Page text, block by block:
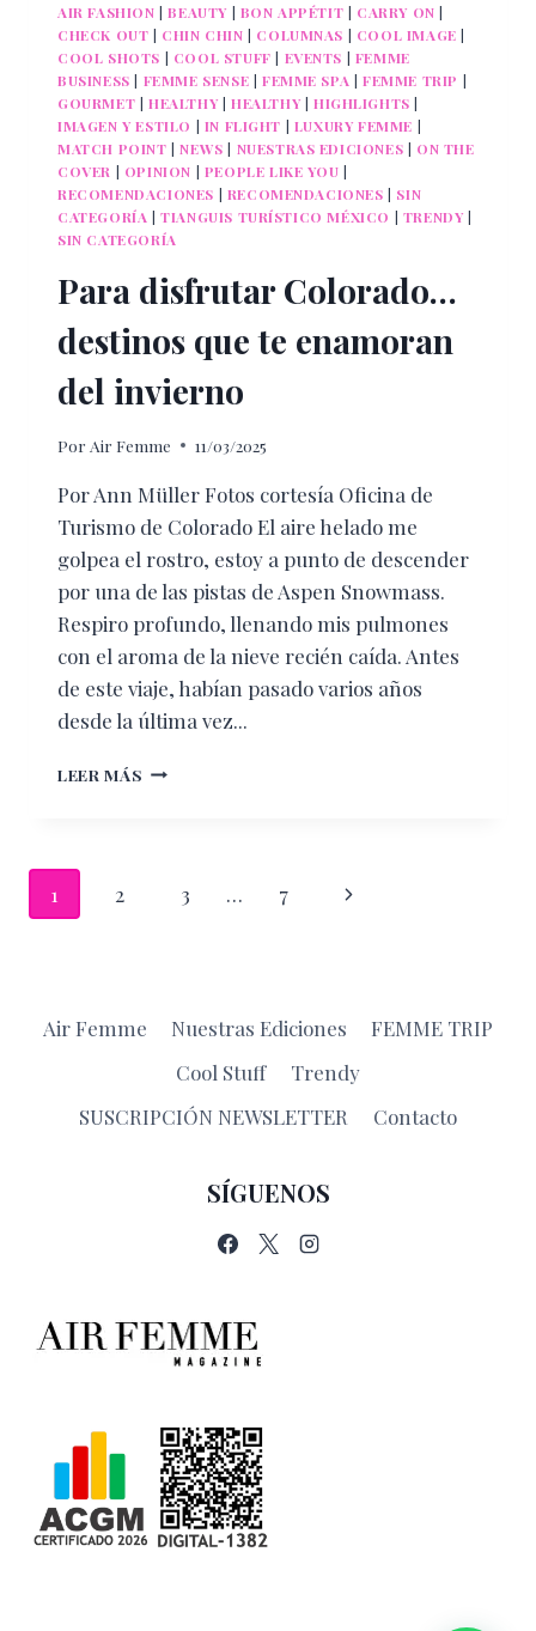
AIR FASHION |BEAUTY | BON APPÉTIT | CARRY ON |
CHECK OUT | CHIN CHIN | COLUMNAS | COOL IMAGE |
COOL SHOTS | COOL STUFF | EVENTS | FEMME
BUSINESS | FEMME SENSE | FEMME SPA |FEMME TRIP |
GOURMET | HEALTHY | HEALTHY | HIGHLIGHTS |
IMAGEN Y ESTILO | IN FLIGHT | LUXURY FEMME |
MATCH POINT |NEWS | NUESTRAS EDICIONES | ON THE
COVER | OPINION | PEOPLE LIKE YOU |
RECOMENDACIONES | RECOMENDACIONES | SIN
CATEGORÍA |TIANGUIS TURÍSTICO MÉXICO | TRENDY |
SIN CATEGORÍA
Para disfrutar Colorado…
destinos que te enamoran
del invierno
Por Air Femme 11/03/2025
Por Ann Müller Fotos cortesía Oficina de
Turismo de Colorado El aire helado me
golpea el rostro, estoy a punto de descender
por una de las pistas de Aspen Snowmass.
Respiro profundo, llenando mis pulmones
con el aroma de la nieve recién caída. Antes
de este viaje, habían pasado varios años
desde la última vez...
LEER MÁS PARA
Navegación
1 2 3 … 7
Siguiente
Air Femme Nuestras Ediciones
FEMME TRIP
Cool Stuff
Trendy
SUSCRIPCIÓN NEWSLETTER
Contacto
SÍGUENOS